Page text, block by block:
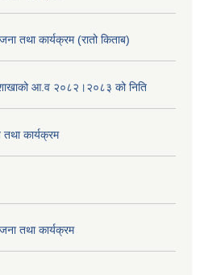
तथा कार्यक्रम (रातो किताब)
शाखाको आ.व २०८२।२०८३ को निति
कार्यक्रम
तथा कार्यक्रम